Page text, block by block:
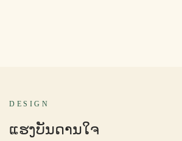
DESIGN
ແຮງບັນດານໃຈ